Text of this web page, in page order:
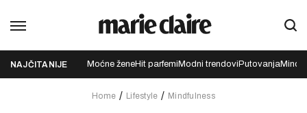
NAJČITANIJE Moćne ženeHit parfemi Modni trendovi Putovanja
Home Lifestyle Mindfulness